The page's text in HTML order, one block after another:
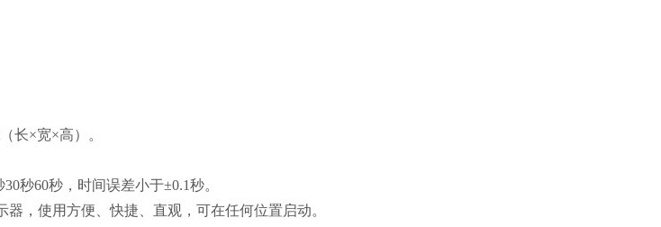
长×宽×高）。
秒60秒，时间误差小于±0.1秒。
，使用方便、快捷、直观，可在任何位置启动。